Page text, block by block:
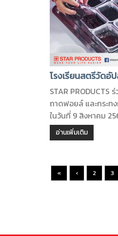
โรงเรียนสตรีวัดอั
STAR
ถาดฟอยล์ และกระท
ในวันที่ 9 สิงหาคม
อ่านเพิ่มเติม
« ‹ 2 3